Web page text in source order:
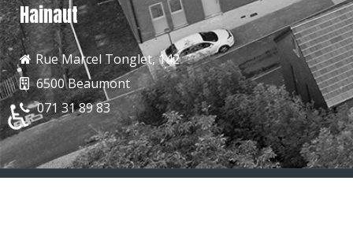
Hainaut
​Rue Marcel Tonglet, 142
6500 Beaumont
071 31 89 83